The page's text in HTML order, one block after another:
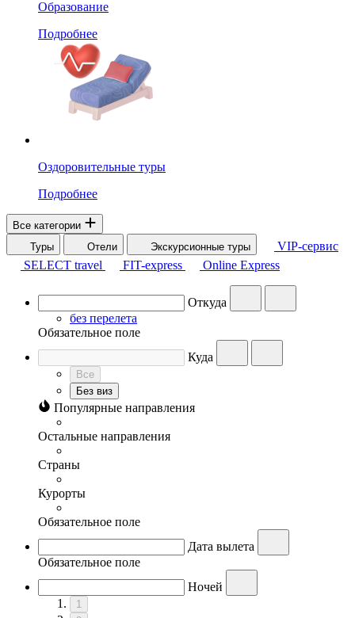
Образование
Подробнее
Оздоровительные туры
Подробнее
Все категории
Туры
Отели Экскурсионные туры
VIP-сервис
SELECT travel
FIT-express Online Express
Откуда
без перелета
Обязательное поле
Куда
Все
Без виз
Популярные направления
Остальные направления
Страны
Курорты
Обязательное поле
Дата вылета
Обязательное поле
Ночей
1